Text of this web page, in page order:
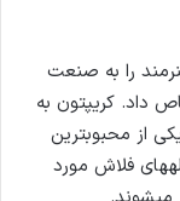
را به صنعت
داد. کریپتون به
از محبوب­ترین
فلاش مورد